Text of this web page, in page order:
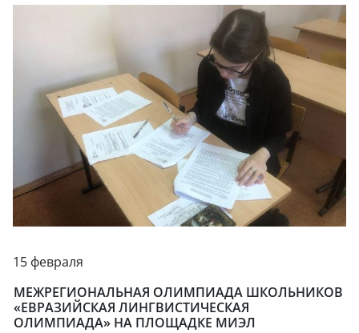
15 февраля
МЕЖРЕГИОНАЛЬНАЯ ОЛИМПИАДА ШКОЛЬНИКОВ
«ЕВРАЗИЙСКАЯ ЛИНГВИСТИЧЕСКАЯ
ОЛИМПИАДА» НА ПЛОЩАДКЕ МИЭЛ